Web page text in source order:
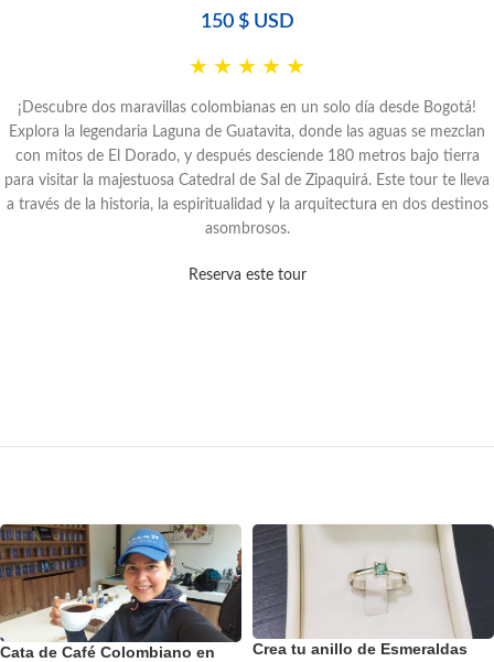
150 $ USD
★ ★ ★ ★ ★
¡Descubre dos maravillas colombianas en un solo día desde Bogotá!
Explora la legendaria Laguna de Guatavita, donde las aguas se mezclan
con mitos de El Dorado, y después desciende 180 metros bajo tierra
para visitar la majestuosa Catedral de Sal de Zipaquirá. Este tour te lleva
a través de la historia, la espiritualidad y la arquitectura en dos destinos
asombrosos.
Reserva este tour
Cata de Café Colombiano en
Crea tu anillo de Esmeraldas